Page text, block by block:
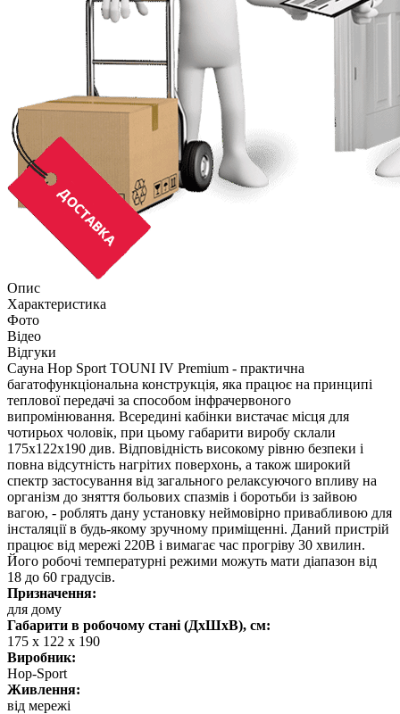
Опис
Характеристика
Фото
Відео
Відгуки
Сауна Hop Sport TOUNI IV Premium - практична
багатофункціональна конструкція, яка працює на принципі
теплової передачі за способом інфрачервоного
випромінювання. Всередині кабінки вистачає місця для
чотирьох чоловік, при цьому габарити виробу склали
175х122х190 див. Відповідність високому рівню безпеки і
повна відсутність нагрітих поверхонь, а також широкий
спектр застосування від загального релаксуючого впливу на
організм до зняття больових спазмів і боротьби із зайвою
вагою, - роблять дану установку неймовірно привабливою для
інсталяції в будь-якому зручному приміщенні. Даний пристрій
працює від мережі 220В і вимагає час прогріву 30 хвилин.
Його робочі температурні режими можуть мати діапазон від
18 до 60 градусів.
Призначення:
для дому
Габарити в робочому стані (ДхШхВ), см:
175 х 122 х 190
Виробник:
Hop-Sport
Живлення:
від мережі